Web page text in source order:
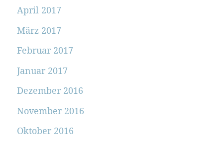
April 2017
März 2017
Februar 2017
Januar 2017
Dezember 2016
November 2016
Oktober 2016